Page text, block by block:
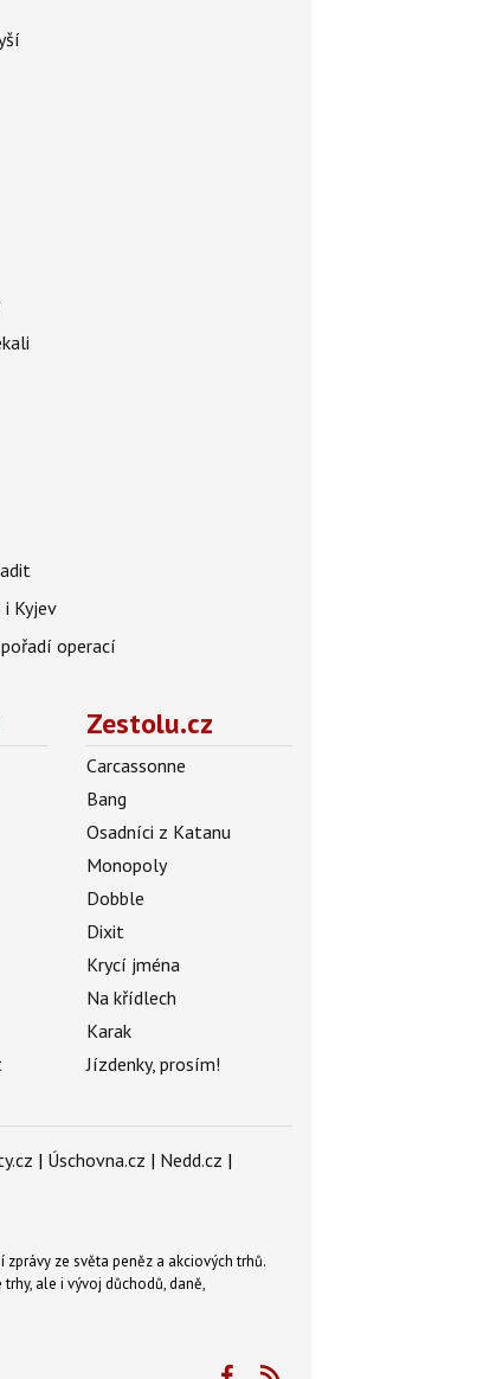
Kyjev
operací
Zestolu.cz
Carcassonne
Bang
Osadníci z Katanu
Monopoly
Dobble
Dixit
Krycí jména
Na křídlech
Karak
Jízdenky, prosím!
| Úschovna.cz | Nedd.cz |
ze světa peněz a akciových trhů.
ale i vývoj důchodů, daně,